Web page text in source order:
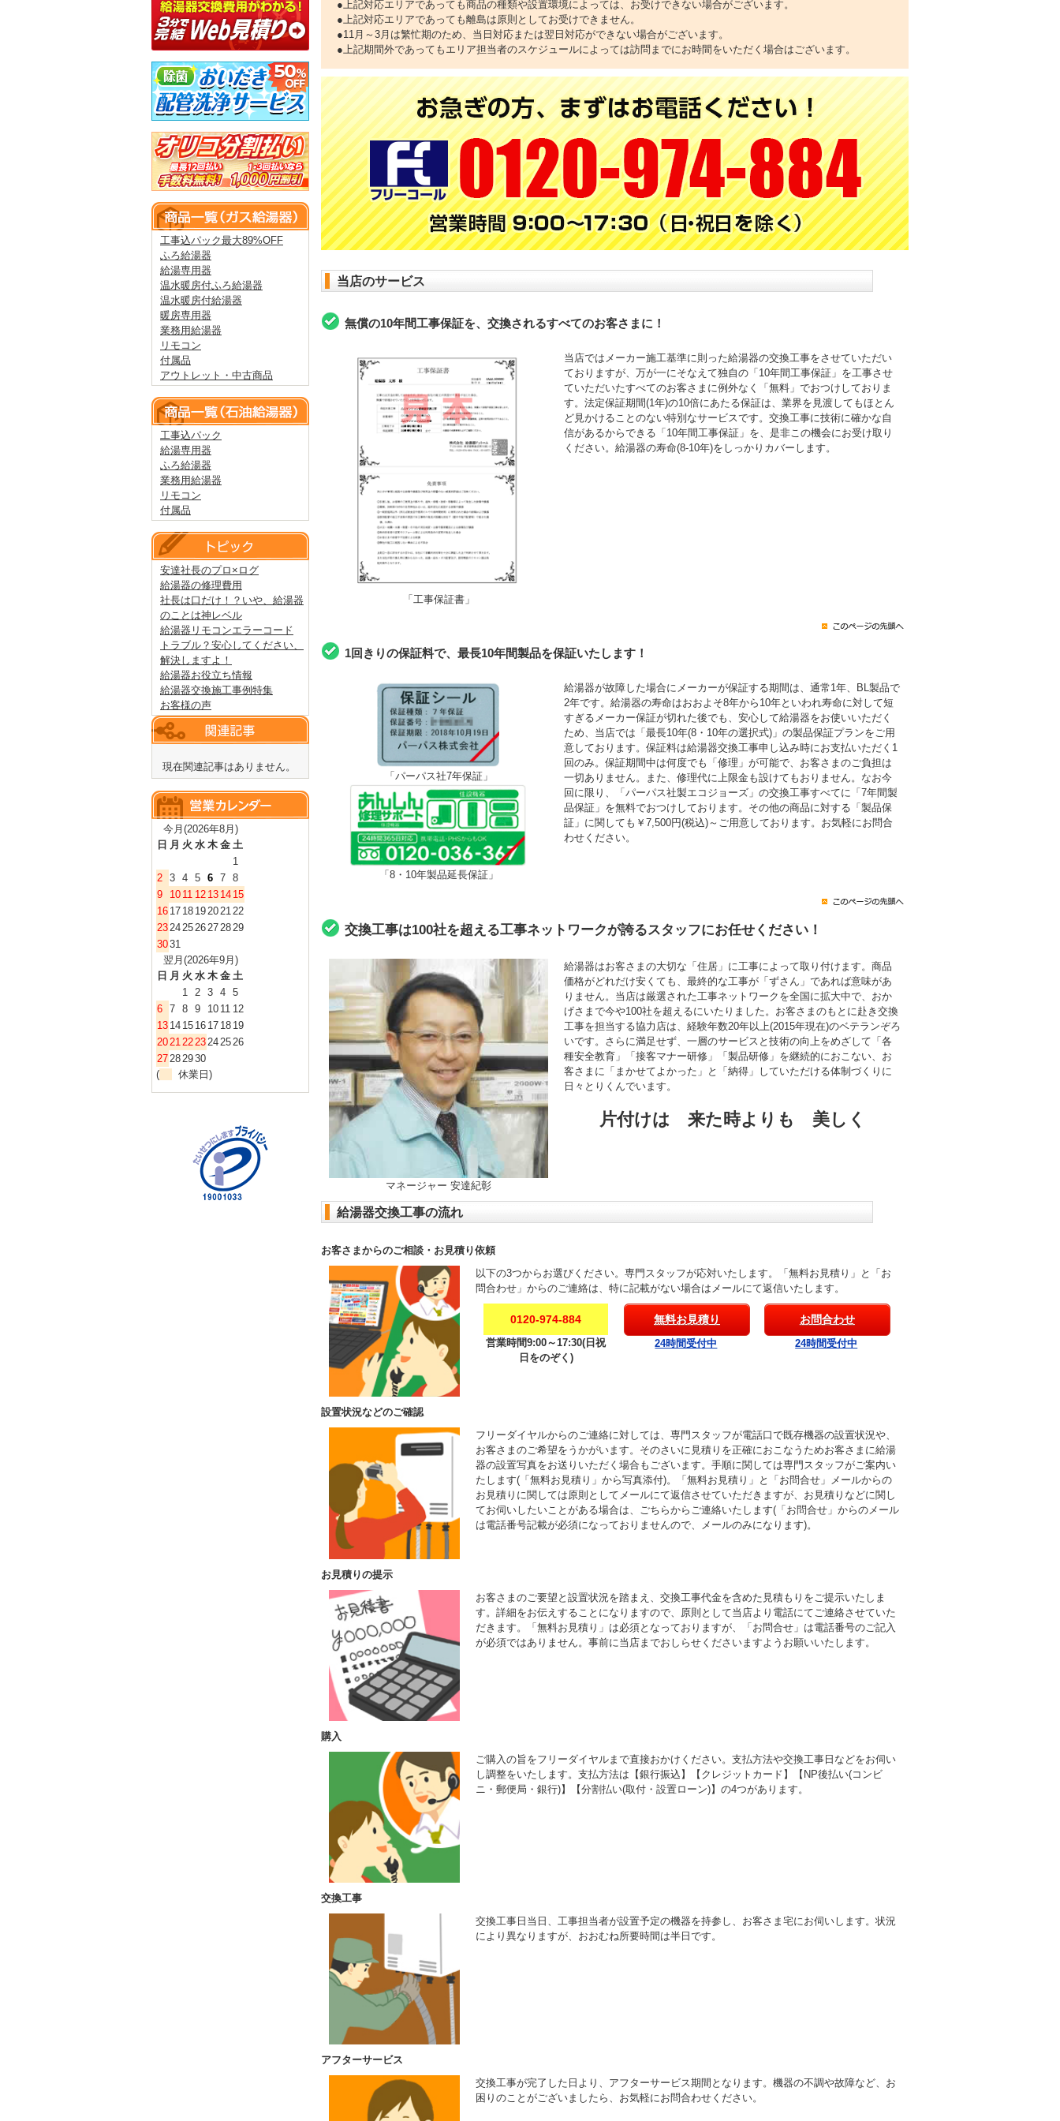
●上記対応エリアであっても商品の種類や設置環境によっては、お受けできない場合がございます。
●上記対応エリアであっても離島は原則としてお受けできません。
●11月～3月は繁忙期のため、当日対応または翌日対応ができない場合がございます。
●上記期間外であってもエリア担当者のスケジュールによっては訪問までにお時間をいただく場合はございます。
当店のサービス
無償の10年間工事保証を、交換されるすべてのお客さまに！
「工事保証書」
当店ではメーカー施工基準に則った給湯器の交換工事をさせていただい
ておりますが、万が一にそなえて独自の「10年間工事保証」を工事させ
ていただいたすべてのお客さまに例外なく「無料」でおつけしておりま
す。法定保証期間(1年)の10倍にあたる保証は、業界を見渡してもほとん
ど見かけることのない特別なサービスです。交換工事に技術に確かな自
信があるからできる「10年間工事保証」を、是非この機会にお受け取り
ください。給湯器の寿命(8-10年)をしっかりカバーします。
1回きりの保証料で、最長10年間製品を保証いたします！
「パーパス社7年保証」
「8・10年製品延長保証」
給湯器が故障した場合にメーカーが保証する期間は、通常1年、BL製品で
2年です。給湯器の寿命はおおよそ8年から10年といわれ寿命に対して短
すぎるメーカー保証が切れた後でも、安心して給湯器をお使いいただく
ため、当店では「最長10年(8・10年の選択式)」の製品保証プランをご用
意しております。保証料は給湯器交換工事申し込み時にお支払いただく1
回のみ。保証期間中は何度でも「修理」が可能で、お客さまのご負担は
一切ありません。また、修理代に上限金も設けてもおりません。なお今
回に限り、「パーパス社製エコジョーズ」の交換工事すべてに「7年間製
品保証」を無料でおつけしております。その他の商品に対する「製品保
証」に関しても￥7,500円(税込)～ご用意しております。お気軽にお問合
わせください。
交換工事は100社を超える工事ネットワークが誇るスタッフにお任せください！
マネージャー 安達紀彰
給湯器はお客さまの大切な「住居」に工事によって取り付けます。商品
価格がどれだけ安くても、最終的な工事が「ずさん」であれば意味があ
りません。当店は厳選された工事ネットワークを全国に拡大中で、おか
げさまで今や100社を超えるにいたりました。お客さまのもとに赴き交換
工事を担当する協力店は、経験年数20年以上(2015年現在)のベテランぞろ
いです。さらに満足せず、一層のサービスと技術の向上をめざして「各
種安全教育」「接客マナー研修」「製品研修」を継続的におこない、お
客さまに「まかせてよかった」と「納得」していただける体制づくりに
日々とりくんでいます。
片付けは 来た時よりも 美しく
給湯器交換工事の流れ
お客さまからのご相談・お見積り依頼
以下の3つからお選びください。専門スタッフが応対いたします。「無料お見積り」と「お
問合わせ」からのご連絡は、特に記載がない場合はメールにて返信いたします。
0120-974-884
営業時間9:00～17:30(日祝
日をのぞく)
無料お見積り
24時間受付中
お問合わせ
24時間受付中
設置状況などのご確認
フリーダイヤルからのご連絡に対しては、専門スタッフが電話口で既存機器の設置状況や、
お客さまのご希望をうかがいます。そのさいに見積りを正確におこなうためお客さまに給湯
器の設置写真をお送りいただく場合もございます。手順に関しては専門スタッフがご案内い
たします(「無料お見積り」から写真添付)。「無料お見積り」と「お問合せ」メールからの
お見積りに関しては原則としてメールにて返信させていただきますが、お見積りなどに関し
てお伺いしたいことがある場合は、ごちらからご連絡いたします(「お問合せ」からのメール
は電話番号記載が必須になっておりませんので、メールのみになります)。
お見積りの提示
お客さまのご要望と設置状況を踏まえ、交換工事代金を含めた見積もりをご提示いたしま
す。詳細をお伝えすることになりますので、原則として当店より電話にてご連絡させていた
だきます。「無料お見積り」は必須となっておりますが、「お問合せ」は電話番号のご記入
が必須ではありません。事前に当店までおしらせくださいますようお願いいたします。
購入
ご購入の旨をフリーダイヤルまで直接おかけください。支払方法や交換工事日などをお伺い
し調整をいたします。支払方法は【銀行振込】【クレジットカード】【NP後払い(コンビ
ニ・郵便局・銀行)】【分割払い(取付・設置ローン)】の4つがあります。
交換工事
交換工事日当日、工事担当者が設置予定の機器を持参し、お客さま宅にお伺いします。状況
により異なりますが、おおむね所要時間は半日です。
アフターサービス
交換工事が完了した日より、アフターサービス期間となります。機器の不調や故障など、お
困りのことがございましたら、お気軽にお問合わせください。
工事込パック最大89%OFF
ふろ給湯器
給湯専用器
温水暖房付ふろ給湯器
温水暖房付給湯器
暖房専用器
業務用給湯器
リモコン
付属品
アウトレット・中古商品
工事込パック
給湯専用器
ふろ給湯器
業務用給湯器
リモコン
付属品
安達社長のプロ×ログ
給湯器の修理費用
社長は口だけ！？いや、給湯器
のことは神レベル
給湯器リモコンエラーコード
トラブル？安心してください、
解決しますよ！
給湯器お役立ち情報
給湯器交換施工事例特集
お客様の声
現在関連記事はありません。
今月(2026年8月)
日 月 火 水 木 金 土
1
2 3 4 5 6 7 8
9
10 11 12 13 14 15
16 17 18 19202122
23242526272829
3031
翌月(2026年9月)
日 月 火 水 木 金 土
1 2 3 4 5
6 7 8 9 10 11 12
13 14 15 16 17 18 19
20212223242526
27282930
(
休業日)